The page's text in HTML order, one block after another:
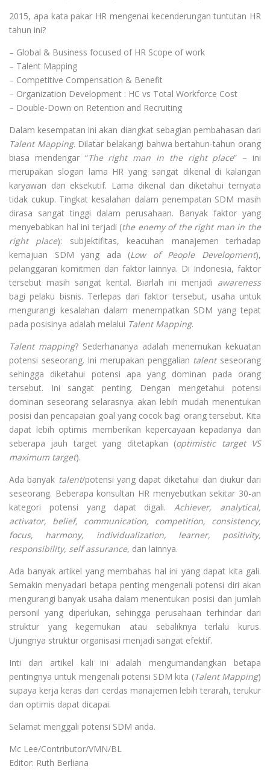
2015, apa kata pakar HR mengenai kecenderungan tuntutan HR
tahun ini?
– Global & Business focused of HR Scope of work
– Talent Mapping
– Competitive Compensation & Benefit
– Organization Development : HC vs Total Workforce Cost
– Double-Down on Retention and Recruiting
Dalam kesempatan ini akan diangkat sebagian pembahasan dari
Talent Mapping. Dilatar belakangi bahwa bertahun-tahun orang
biasa mendengar “The right man in the right place” – ini
merupakan slogan lama HR yang sangat dikenal di kalangan
karyawan dan eksekutif. Lama dikenal dan diketahui ternyata
tidak cukup. Tingkat kesalahan dalam penempatan SDM masih
dirasa sangat tinggi dalam perusahaan. Banyak faktor yang
menyebabkan hal ini terjadi (the enemy of the right man in the
right place): subjektifitas, keacuhan manajemen terhadap
kemajuan SDM yang ada (Low of People Development),
pelanggaran komitmen dan faktor lainnya. Di Indonesia, faktor
tersebut masih sangat kental. Biarlah ini menjadi awareness
bagi pelaku bisnis. Terlepas dari faktor tersebut, usaha untuk
mengurangi kesalahan dalam menempatkan SDM yang tepat
pada posisinya adalah melalui Talent Mapping.
Talent mapping? Sederhananya adalah menemukan kekuatan
potensi seseorang. Ini merupakan penggalian talentseseorang
sehingga diketahui potensi apa yang dominan pada orang
tersebut. Ini sangat penting. Dengan mengetahui potensi
dominan seseorang selarasnya akan lebih mudah menentukan
posisi dan pencapaian goal yang cocok bagi orang tersebut. Kita
dapat lebih optimis memberikan kepercayaan kepadanya dan
seberapa jauh target yang ditetapkan (optimistic target VS
maximum target).
Ada banyak talent/potensi yang dapat diketahui dan diukur dari
seseorang. Beberapa konsultan HR menyebutkan sekitar 30-an
kategori potensi yang dapat digali.Achiever, analytical,
activator, belief, communication, competition, consistency,
focus, harmony, individualization, learner, positivity,
responsibility, self assurance, dan lainnya.
Ada banyak artikel yang membahas hal ini yang dapat kita gali.
Semakin menyadari betapa penting mengenali potensi diri akan
mengurangi banyak usaha dalam menentukan posisi dan jumlah
personil yang diperlukan, sehingga perusahaan terhindar dari
struktur yang kegemukan atau sebaliknya terlalu kurus.
Ujungnya struktur organisasi menjadi sangat efektif.
Inti dari artikel kali ini adalah mengumandangkan betapa
pentingnya untuk mengenali potensi SDM kita (Talent Mapping)
supaya kerja keras dan cerdas manajemen lebih terarah, terukur
dan optimis dapat dicapai.
Selamat menggali potensi SDM anda.
Mc Lee/Contributor/VMN/BL
Editor: Ruth Berliana